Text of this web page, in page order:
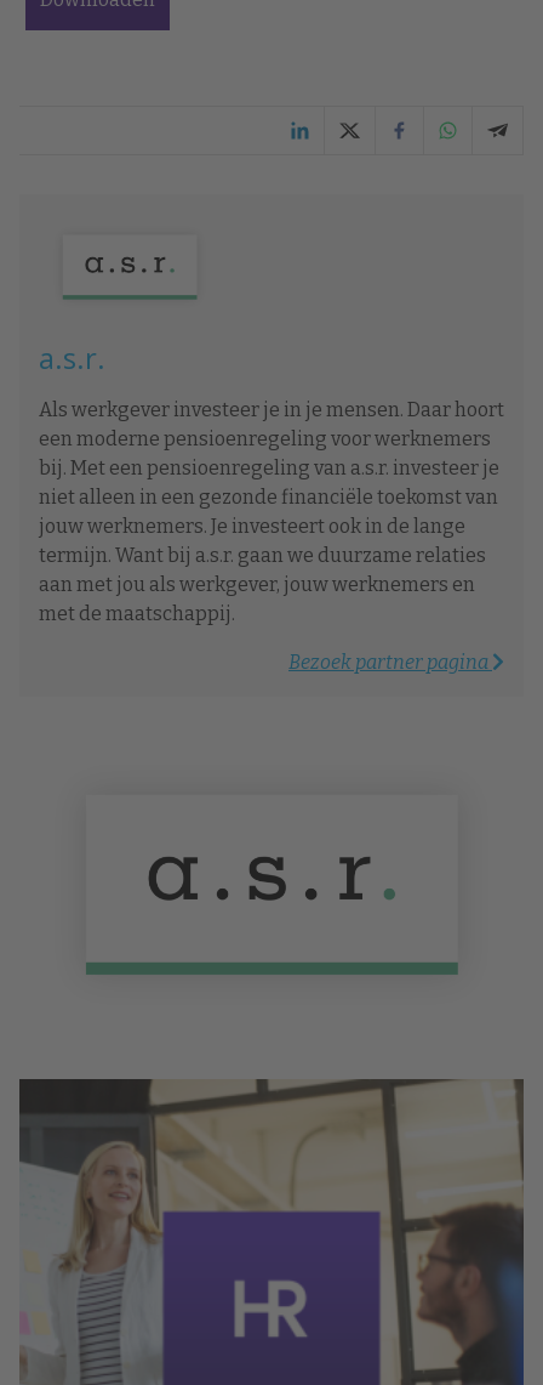
a.s.r.
Als werkgever investeer je in je mensen. Daar hoort
een moderne pensioenregeling voor werknemers
bij. Met een pensioenregeling van a.s.r. investeer je
niet alleen in een gezonde financiële toekomst van
jouw werknemers. Je investeert ook in de lange
termijn. Want bij a.s.r. gaan we duurzame relaties
aan met jou als werkgever, jouw werknemers en
met de maatschappij.
Bezoek partner pagina